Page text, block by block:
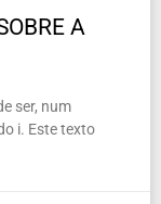
A
ser, num
i. Este texto